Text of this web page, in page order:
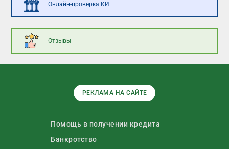
Онлайн-проверка КИ
Отзывы
РЕКЛАМА НА САЙТЕ
Помощь в получении кредита
Банкротство